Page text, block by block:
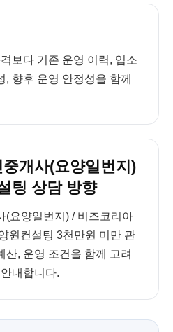
보다 기존 운영 이력, 입소
, 향후 운영 안정성을 함께
개사(요양일번지)
팅 상담 방향
(요양일번지) / 비즈코리아
원컨설팅 3천만원 미만 관
산, 운영 조건을 함께 고려
내합니다.